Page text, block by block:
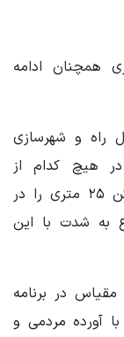
تکذیب خانه‌های ۲۵ متری همچنان ادامه
راه و شهرسازی
هیچ کدام از
پروژه‌های ساخت مسکن، ساخت‌وساز مسکن ۲۵ متری را در
به شدت با این
در برنامه
آورده مردمی و